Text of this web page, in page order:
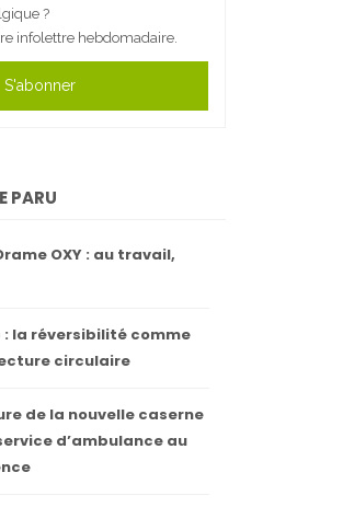
?
infolettre hebdomadaire.
S'abonner
PARU
OXY : au travail,
: la réversibilité comme
circulaire
de la nouvelle caserne
d’ambulance au